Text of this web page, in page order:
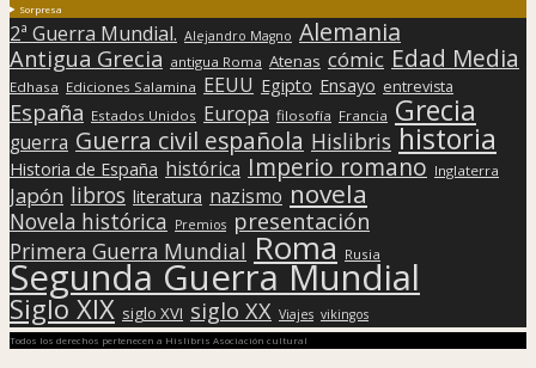
Sorpresa
2ª Guerra Mundial. Alejandro Magno Alemania
Antigua Grecia antigua Roma Atenas cómic Edad Media
Edhasa Ediciones Salamina EEUU Egipto Ensayo entrevista
España Estados Unidos Europa filosofía Francia Grecia
guerra Guerra civil española Hislibris historia
Historia de España histórica Imperio romano Inglaterra
Japón libros literatura nazismo novela
Novela histórica Premios presentación
Primera Guerra Mundial Roma Rusia
Segunda Guerra Mundial
Siglo XIX siglo XVI siglo XX Viajes vikingos
Todos los derechos pertenecen a Hislibris Asociación cultural